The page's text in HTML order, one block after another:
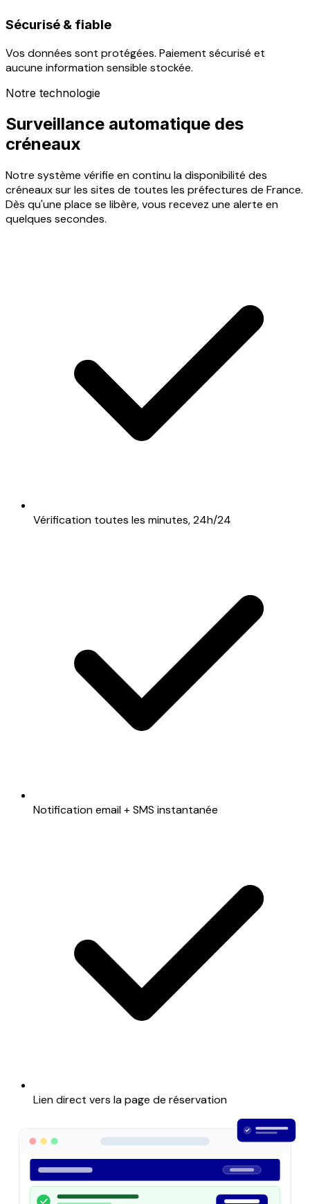
Sécurisé & fiable
Vos données sont protégées. Paiement sécurisé et
aucune information sensible stockée.
Notre technologie
Surveillance automatique des
créneaux
Notre système vérifie en continu la disponibilité des
créneaux sur les sites de toutes les préfectures de France.
Dès qu'une place se libère, vous recevez une alerte en
quelques secondes.
Vérification toutes les minutes, 24h/24
Notification email + SMS instantanée
Lien direct vers la page de réservation